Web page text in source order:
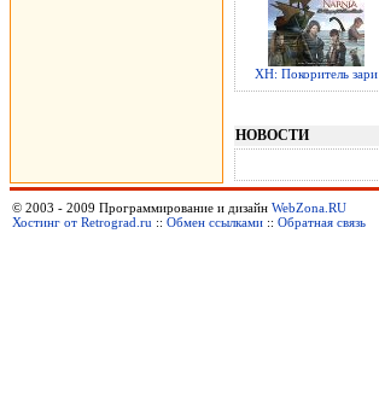
ХН: Покоритель зари
НОВОСТИ
© 2003 - 2009 Программирование и дизайн WebZona.RU
Хостинг от Retrograd.ru :: Обмен ссылками :: Обратная связь